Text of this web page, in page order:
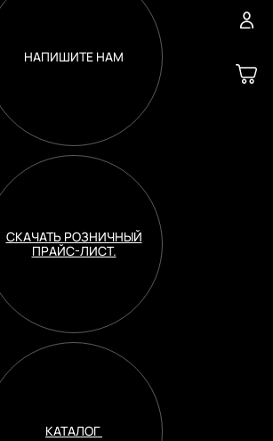
НАПИШИТЕ НАМ
СКАЧАТЬ РОЗНИЧНЫЙ
ПРАЙС-ЛИСТ.
КАТАЛОГ